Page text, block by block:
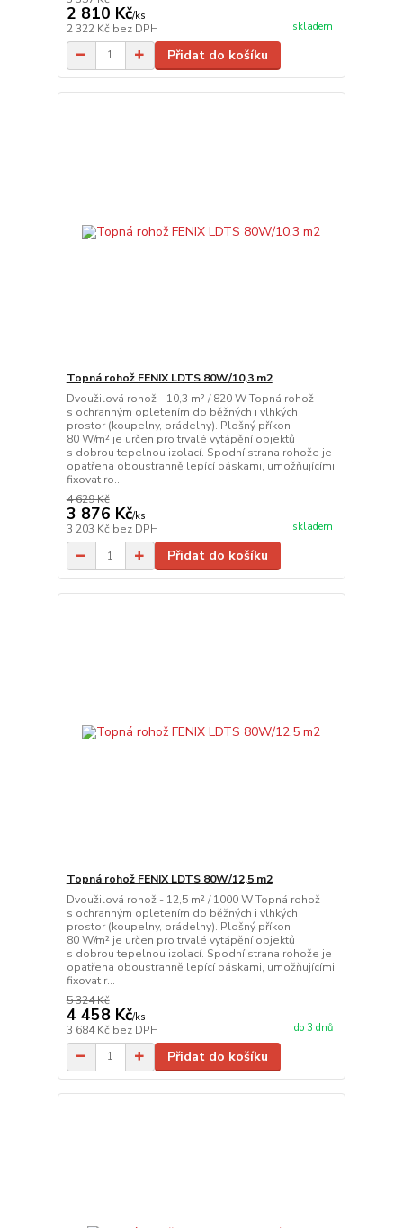
2 810 Kč/ks
2 322 Kč bez DPH skladem
Přidat do košíku
Topná rohož FENIX LDTS 80W/10,3 m2
Dvoužilová rohož - 10,3 m² / 820 W Topná rohož
s ochranným opletením do běžných i vlhkých
prostor (koupelny, prádelny). Plošný příkon
80 W/m² je určen pro trvalé vytápění objektů
s dobrou tepelnou izolací. Spodní strana rohože je
opatřena oboustranně lepící páskami, umožňujícími
fixovat ro...
4 629 Kč
3 876 Kč/ks
3 203 Kč bez DPH skladem
Přidat do košíku
Topná rohož FENIX LDTS 80W/12,5 m2
Dvoužilová rohož - 12,5 m² / 1000 W Topná rohož
s ochranným opletením do běžných i vlhkých
prostor (koupelny, prádelny). Plošný příkon
80 W/m² je určen pro trvalé vytápění objektů
s dobrou tepelnou izolací. Spodní strana rohože je
opatřena oboustranně lepící páskami, umožňujícími
fixovat r...
5 324 Kč
4 458 Kč/ks
3 684 Kč bez DPH do 3 dnů
Přidat do košíku